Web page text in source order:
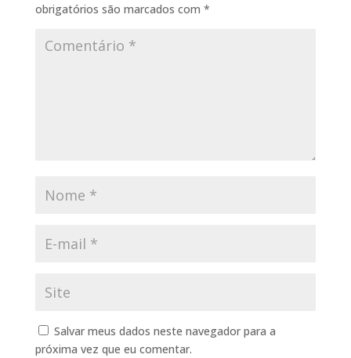
obrigatórios são marcados com *
Salvar meus dados neste navegador para a
próxima vez que eu comentar.